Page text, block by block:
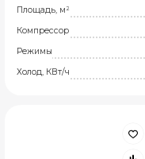
Площадь, м²
Компрессор
Режимы
Холод, КВт/ч